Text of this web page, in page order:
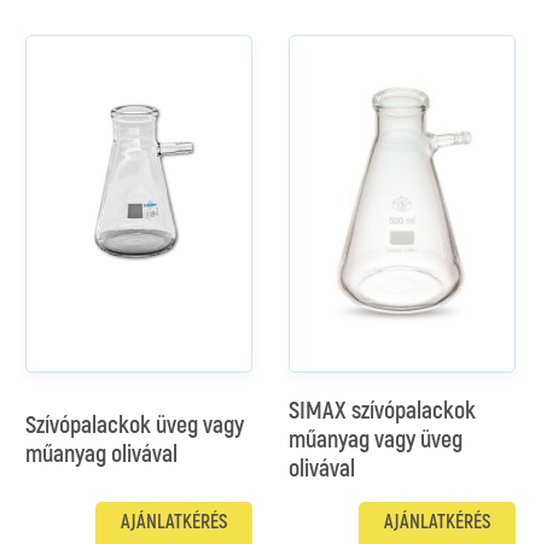
Szívópalackok üveg vagy
műanyag olivával
AJÁNLATKÉRÉS
SIMAX szívópalackok
műanyag vagy üveg
olivával
AJÁNLATKÉRÉS